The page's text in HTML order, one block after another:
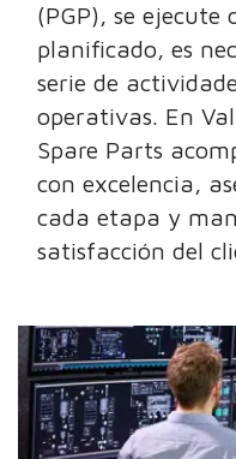
(PGP), se ejecute
planificado, es
serie de
operativas. En
Spare Parts
con excelencia,
cada etapa y
satisfacción del